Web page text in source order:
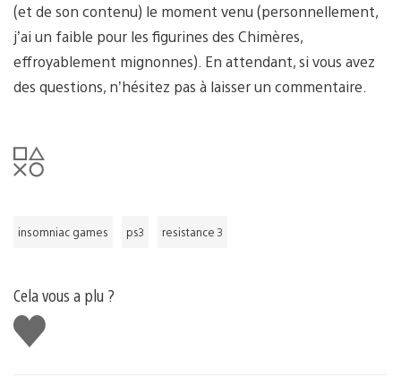
(et de son contenu) le moment venu (personnellement,
j’ai un faible pour les figurines des Chimères,
effroyablement mignonnes). En attendant, si vous avez
des questions, n’hésitez pas à laisser un commentaire.
insomniac games ps3 resistance 3
Cela vous a plu ?
J'aime